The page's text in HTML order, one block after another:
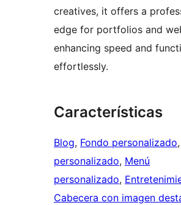
creatives, it offers a
edge for portfolios and
enhancing speed and
effortlessly.
Características
Blog, Fondo personalizado,
personalizado, Menú
personalizado,
Cabecera con imagen